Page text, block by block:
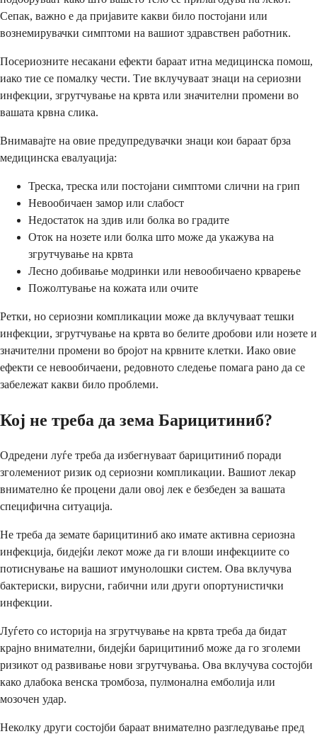
Сепак, важно е да пријавите какви било постојани или
вознемирувачки симптоми на вашиот здравствен работник.
Посериозните несакани ефекти бараат итна медицинска помош,
иако тие се помалку чести. Тие вклучуваат знаци на сериозни
инфекции, згрутчување на крвта или значителни промени во
вашата крвна слика.
Внимавајте на овие предупредувачки знаци кои бараат брза
медицинска евалуација:
Треска, треска или постојани симптоми слични на грип
Невообичаен замор или слабост
Недостаток на здив или болка во градите
Оток на нозете или болка што може да укажува на
згрутчување на крвта
Лесно добивање модринки или невообичаено крварење
Пожолтување на кожата или очите
Ретки, но сериозни компликации може да вклучуваат тешки
инфекции, згрутчување на крвта во белите дробови или нозете и
значителни промени во бројот на крвните клетки. Иако овие
ефекти се невообичаени, редовното следење помага рано да се
забележат какви било проблеми.
Кој не треба да зема Барицитиниб?
Одредени луѓе треба да избегнуваат барицитиниб поради
зголемениот ризик од сериозни компликации. Вашиот лекар
внимателно ќе процени дали овој лек е безбеден за вашата
специфична ситуација.
Не треба да земате барицитиниб ако имате активна сериозна
инфекција, бидејќи лекот може да ги влоши инфекциите со
потиснување на вашиот имунолошки систем. Ова вклучува
бактериски, вирусни, габични или други опортунистички
инфекции.
Луѓето со историја на згрутчување на крвта треба да бидат
крајно внимателни, бидејќи барицитиниб може да го зголеми
ризикот од развивање нови згрутчувања. Ова вклучува состојби
како длабока венска тромбоза, пулмонална емболија или
мозочен удар.
Неколку други состојби бараат внимателно разгледување пред